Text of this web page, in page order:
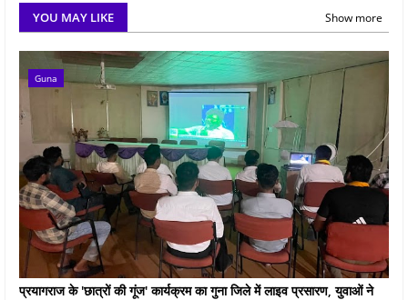
YOU MAY LIKE Show more
Guna
प्रयागराज के 'छात्रों की गूंज' कार्यक्रम का गुना जिले में लाइव प्रसारण, युवाओं ने